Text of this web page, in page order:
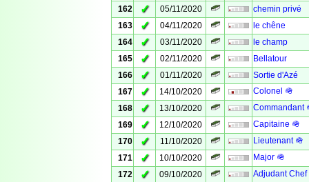
162
✓ 05/11/2020
chemin privé
163
✓ 04/11/2020
le chêne
164
✓ 03/11/2020
le champ
165
✓ 02/11/2020
Bellatour
166
✓ 01/11/2020
Sortie d'Azé
167
✓ 14/10/2020
Colonel 🪖
168
✓ 13/10/2020
Commandant
169
✓ 12/10/2020
Capitaine 🪖
170
✓ 11/10/2020
Lieutenant 🪖
171
✓ 10/10/2020
Major 🪖
172
✓ 09/10/2020
Adjudant Chef